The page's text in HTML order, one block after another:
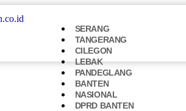
SERANG
TANGERANG
CILEGON
LEBAK
PANDEGLANG
BANTEN
NASIONAL
DPRD BANTEN